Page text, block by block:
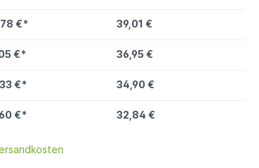
€* 39,01 €
€* 36,95 €
€* 34,90 €
€* 32,84 €